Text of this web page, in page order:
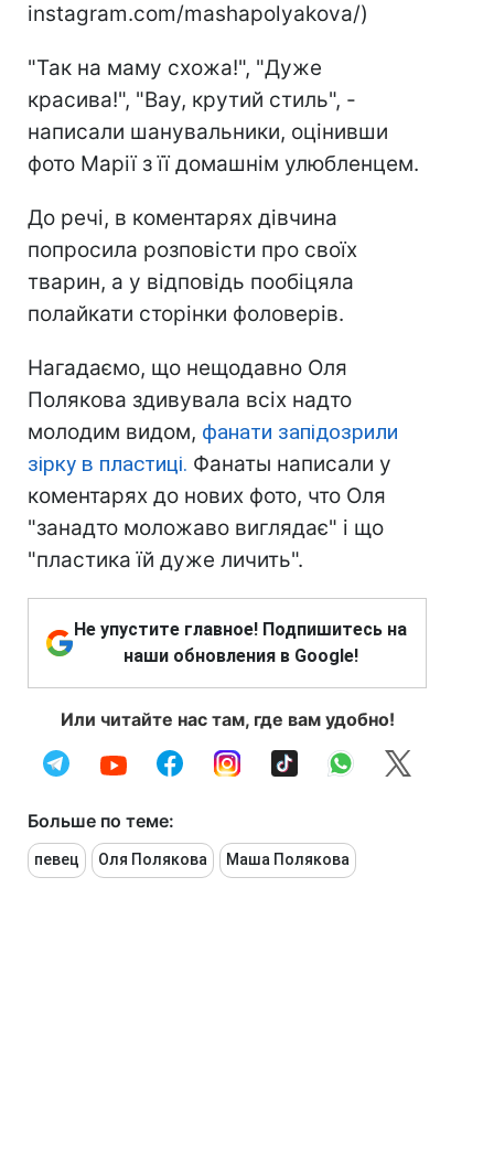
instagram.com/mashapolyakova/)
"Так на маму схожа!", "Дуже
красива!", "Вау, крутий стиль", -
написали шанувальники, оцінивши
фото Марії з її домашнім улюбленцем.
До речі, в коментарях дівчина
попросила розповісти про своїх
тварин, а у відповідь пообіцяла
полайкати сторінки фоловерів.
Нагадаємо, що нещодавно Оля
Полякова здивувала всіх надто
молодим видом, фанати запідозрили
зірку в пластиці. Фанаты написали у
коментарях до нових фото, что Оля
"занадто моложаво виглядає" і що
"пластика їй дуже личить".
Не упустите главное! Подпишитесь на
наши обновления в Google!
Или читайте нас там, где вам удобно!
Больше по теме:
певец Оля Полякова Маша Полякова